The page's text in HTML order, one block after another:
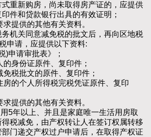
式重新购房，尚未取得房产证的，应提供
件和贷款银行出具的有效证明；
提供的其他有关资料。
关同意减免税的批文后，再向区地税
申请，应提供以下资料:
请审批表》；
身份证原件、复印件；
税批文的原件、复印件；
的个人所得税完税凭证原件、复印
提供的其他有关资料。
年以上、并且是家庭唯一生活用房取
税减免，由产权转让人在签订权属转移
门递交产权过户申请后，在取得产权证